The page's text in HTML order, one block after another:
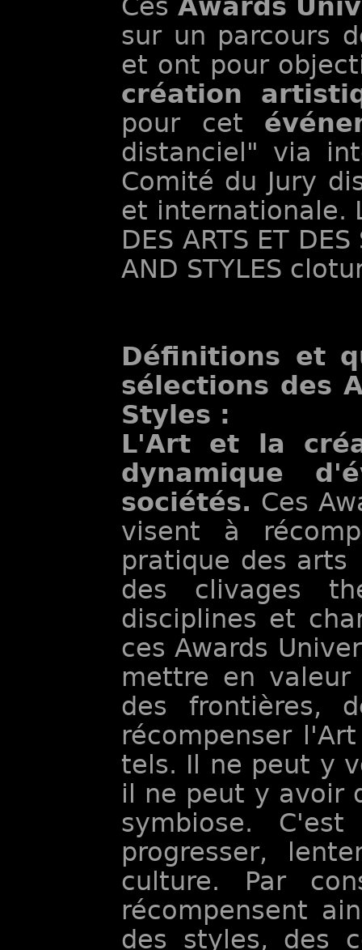
Ces Awards
sur un parcours
et ont pour
création
pour cet
distanciel" via
Comité du Jury
et internationale.
DES ARTS ET
AND STYLES
Définitions et
sélections des
Styles :
L'Art et la
dynamique
sociétés. Ces
visent à
pratique des arts
des clivages
disciplines et
ces Awards
mettre en
des frontières,
récompenser
tels. Il ne peut y
il ne peut y avoir
symbiose.
progresser,
culture. Par
récompensent
des styles, des